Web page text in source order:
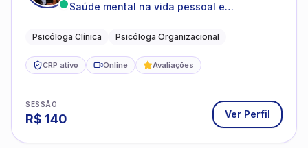
Saúde mental na vida pessoal e
Psicóloga Clínica Psicóloga Organizacional
CRP ativo Online Avaliações
SESSÃO
R$ 140 Ver Perfil